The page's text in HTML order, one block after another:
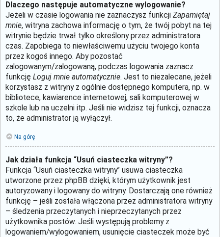
Dlaczego następuje automatyczne wylogowanie?
Jeżeli w czasie logowania nie zaznaczysz funkcji Zapamiętaj
mnie, witryna zachowa informację o tym, że twój pobyt na tej
witrynie będzie trwał tylko określony przez administratora
czas. Zapobiega to niewłaściwemu użyciu twojego konta
przez kogoś innego. Aby pozostać
zalogowanym/zalogowaną, podczas logowania zaznacz
funkcję Loguj mnie automatycznie. Jest to niezalecane, jeżeli
korzystasz z witryny z ogólnie dostępnego komputera, np. w
bibliotece, kawiarence internetowej, sali komputerowej w
szkole lub na uczelni itp. Jeśli nie widzisz tej funkcji, oznacza
to, że administrator ją wyłączył.
Na górę
Jak działa funkcja “Usuń ciasteczka witryny”?
Funkcja “Usuń ciasteczka witryny” usuwa ciasteczka
utworzone przez phpBB dzięki, którym użytkownik jest
autoryzowany i logowany do witryny. Dostarczają one również
funkcję – jeśli została włączona przez administratora witryny
– śledzenia przeczytanych i nieprzeczytanych przez
użytkownika postów. Jeśli występują problemy z
logowaniem/wylogowaniem, usunięcie ciasteczek może być